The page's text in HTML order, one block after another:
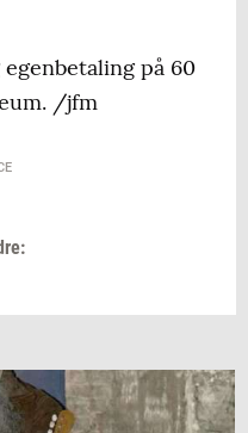
på 60
/jfm